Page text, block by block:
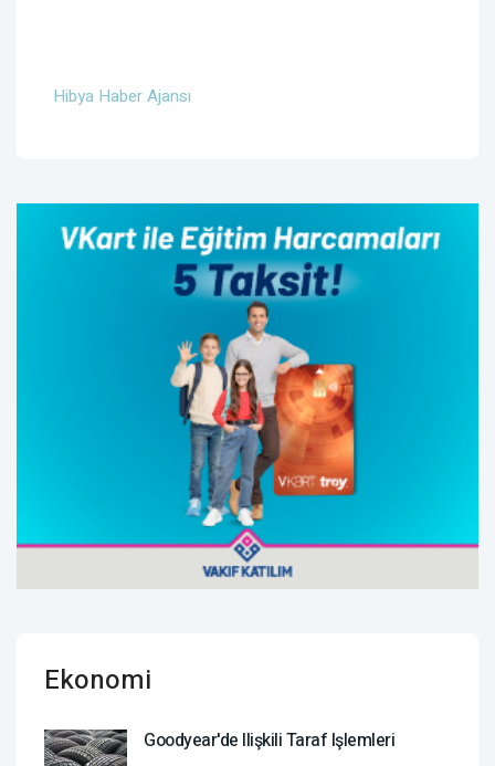
Hibya Haber Ajansı
Ekonomi
Goodyear'de Ilişkili Taraf Işlemleri